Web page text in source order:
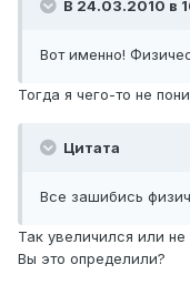
В 24.03.2010 в
Вот именно!
Тогда я чего-то не
Цитата
Все зашибись
Так увеличился или
Вы это определили?